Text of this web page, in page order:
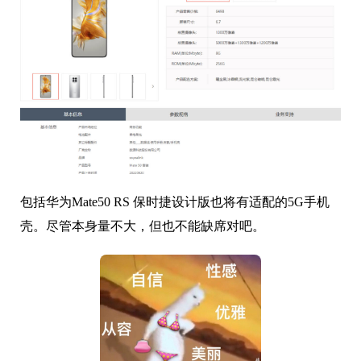
包括华为Mate50 RS 保时捷设计版也将有适配的5G手机
壳。尽管本身量不大，但也不能缺席对吧。